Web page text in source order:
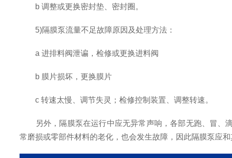
b 调整或更换密封垫、密封圈。
5)隔膜泵流量不足故障原因及处理方法：
a 进排料阀泄谝，检修或更换进料阀
b 膜片损坏，更换膜片
c 转速太慢、调节失灵；检修控制装置、调整转速。
另外，隔膜泵在运行中应无异常声响，各部无跑、冒、滴
常磨损或零部件材料的老化，也会发生故障，因此隔膜泵应